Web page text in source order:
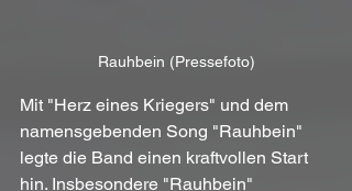
Rauhbein (Pressefoto)
Mit "Herz eines Kriegers" und dem
namensgebenden Song "Rauhbein"
legte die Band einen kraftvollen Start
hin. Insbesondere "Rauhbein"